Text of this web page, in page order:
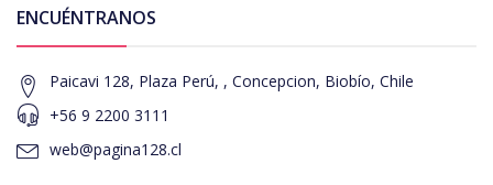
ENCUÉNTRANOS
Paicavi 128, Plaza Perú, , Concepcion, Biobío, Chile
+56 9 2200 3111
web@pagina128.cl